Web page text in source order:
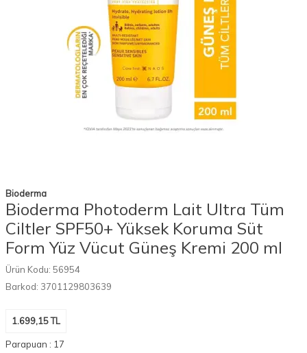
Bioderma
Bioderma Photoderm Lait Ultra Tüm
Ciltler SPF50+ Yüksek Koruma Süt
Form Yüz Vücut Güneş Kremi 200 ml
Ürün Kodu: 56954
Barkod: 3701129803639
1.699,15TL
Parapuan : 17